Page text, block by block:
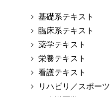
基礎系テキスト
臨床系テキスト
薬学テキスト
栄養テキスト
看護テキスト
リハビリ／スポーツ